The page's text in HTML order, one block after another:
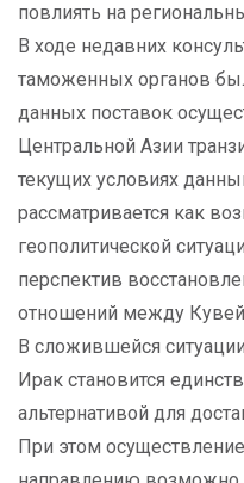
повлиять на
В ходе недавних
таможенных органов
данных поставок
Центральной Азии
текущих условиях
рассматривается как
геополитической
перспектив
отношений между
В сложившейся
Ирак становится
альтернативой для
При этом